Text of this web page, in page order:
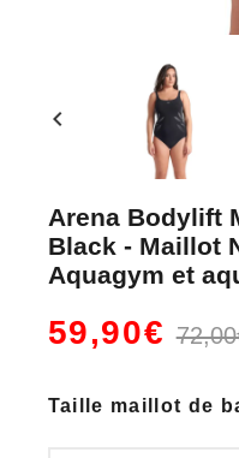
chevron_left
Arena Bodylift
Black - Maillot
Aquagym et
59,90€
Taille maillot de